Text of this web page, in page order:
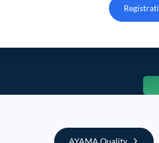
Registrati
AYAMA Quality